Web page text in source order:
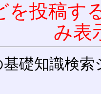
を投稿す
み表
礎知識検索